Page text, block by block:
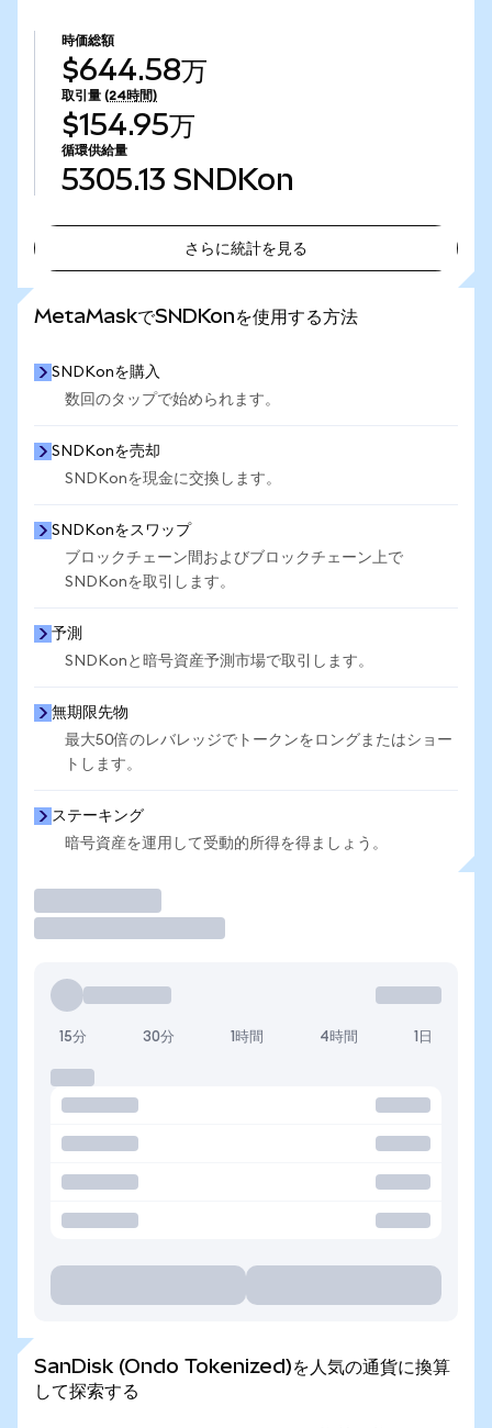
時価総額
$644.58万
取引量 (24時間)
$154.95万
循環供給量
5305.13 SNDKon
さらに統計を見る
MetaMaskでSNDKonを使用する方法
SNDKonを購入
数回のタップで始められます。
SNDKonを売却
SNDKonを現金に交換します。
SNDKonをスワップ
ブロックチェーン間およびブロックチェーン上で
SNDKonを取引します。
予測
SNDKonと暗号資産予測市場で取引します。
無期限先物
最大50倍のレバレッジでトークンをロングまたはショー
トします。
ステーキング
暗号資産を運用して受動的所得を得ましょう。
15分 30分 1時間 4時間 1日
SanDisk (Ondo Tokenized)を人気の通貨に換算
して探索する